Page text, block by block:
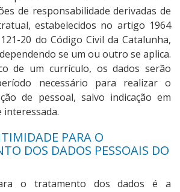
de responsabilidade derivadas de
estabelecidos no artigo 1964
20 do Código Civil da Catalunha,
se um ou outro se aplica.
de um currículo, os dados serão
necessário para realizar o
de pessoal, salvo indicação em
PARA O
DOS DADOS PESSOAIS DO
o tratamento dos dados é a